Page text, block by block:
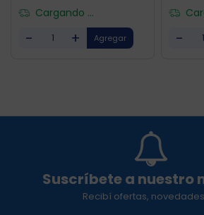
Cargando ...
- + -
Suscríbete a nuestro
Recibí ofertas,